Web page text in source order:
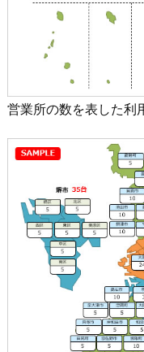
営業所の数を表した利